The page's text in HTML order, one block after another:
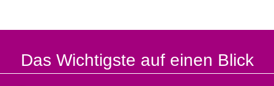
Das Wichtigste auf einen Blick